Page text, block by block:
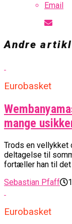
Email
Andre
Eurobasket
mange
Trods en vellykket
deltagelse til
fortæller han til det
Sebastian Pfaff
Eurobasket